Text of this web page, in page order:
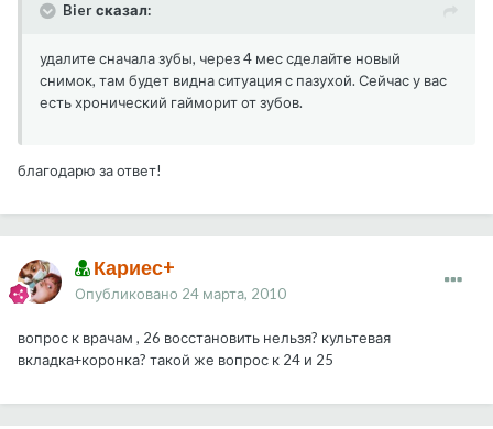
Bier сказал:
удалите сначала зубы, через 4 мес сделайте новый
снимок, там будет видна ситуация с пазухой. Сейчас у вас
есть хронический гайморит от зубов.
благодарю за ответ!
Кариес+
Опубликовано 24 марта, 2010
вопрос к врачам , 26 восстановить нельзя? культевая
вкладка+коронка? такой же вопрос к 24 и 25